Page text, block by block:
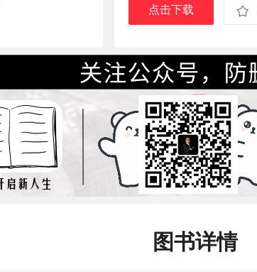
点击下载
图书详情